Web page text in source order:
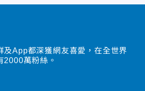
及App都深獲網友喜愛，在全世界
2000萬粉絲。